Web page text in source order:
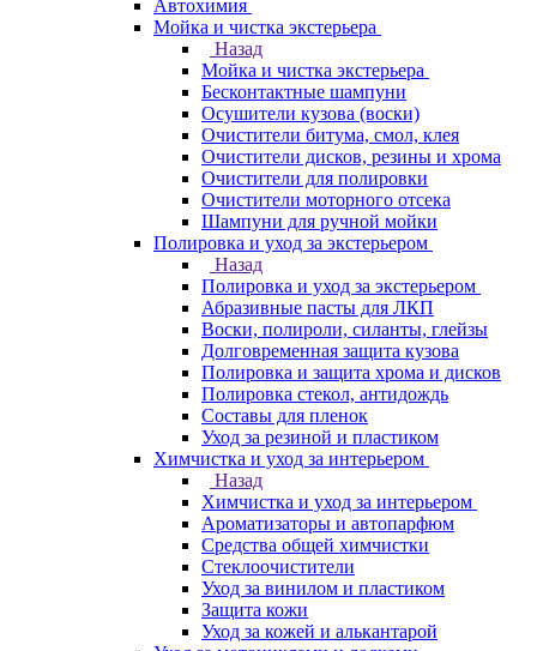
Автохимия
Мойка и чистка экстерьера
Назад
Мойка и чистка экстерьера
Бесконтактные шампуни
Осушители кузова (воски)
Очистители битума, смол, клея
Очистители дисков, резины и хрома
Очистители для полировки
Очистители моторного отсека
Шампуни для ручной мойки
Полировка и уход за экстерьером
Назад
Полировка и уход за экстерьером
Абразивные пасты для ЛКП
Воски, полироли, силанты, глейзы
Долговременная защита кузова
Полировка и защита хрома и дисков
Полировка стекол, антидождь
Составы для пленок
Уход за резиной и пластиком
Химчистка и уход за интерьером
Назад
Химчистка и уход за интерьером
Ароматизаторы и автопарфюм
Средства общей химчистки
Стеклоочистители
Уход за винилом и пластиком
Защита кожи
Уход за кожей и алькантарой